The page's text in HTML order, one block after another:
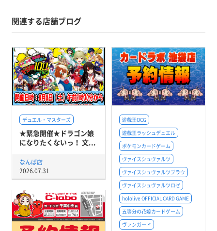
関連する店舗ブログ
デュエル・マスターズ
★緊急開催★ドラゴン娘
になりたくないっ！ 文...
なんば店
2026.07.31
遊戯王OCG
遊戯王ラッシュデュエル
ポケモンカードゲーム
ヴァイスシュヴァルツ
ヴァイスシュヴァルツブラウ
ヴァイスシュヴァルツロゼ
hololive OFFICIAL CARD GAME
五等分の花嫁カードゲーム
ヴァンガード